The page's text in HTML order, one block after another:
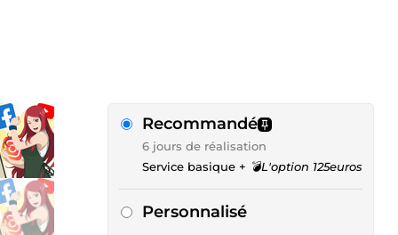
Recommandé
6 jours de réalisation
Service basique + 💣L'option 125euros
Personnalisé